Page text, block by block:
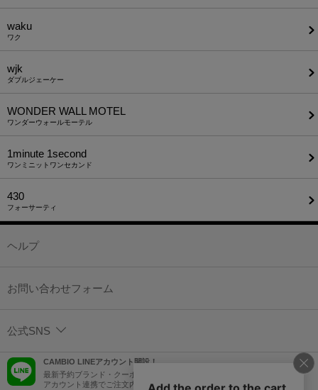
waku
ワク
wjk
ダブルジェーケー
WONDER WALL MOTEL
ワンダーウォールモーテル
1minute​ 1second
ワンミニットワンセカンド
430
フォーサーティ
ヘルプ
お問い合わせフォーム
公式SNS
CAMBIO LINEアカウント開設！
最新予約ブランド・クーポン情報などを配信！
アカウント連携でご注文内容をLINEでも確認可能！